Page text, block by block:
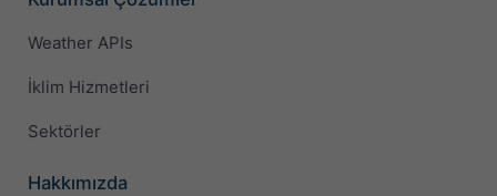
Weather APIs
İklim Hizmetleri
Sektörler
Hakkımızda